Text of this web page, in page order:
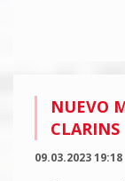
NUEVO
CLARINS
09.03.2023 19:18